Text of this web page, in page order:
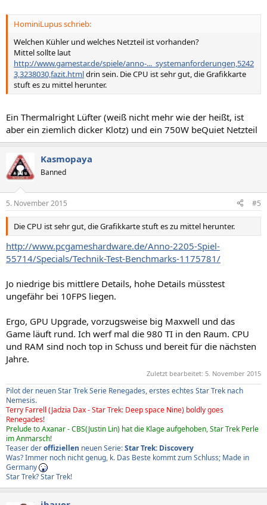
HominiLupus schrieb:
Welchen Kühler und welches Netzteil ist vorhanden?
Mittel sollte laut
http://www.gamestar.de/spiele/anno-..._systemanforderungen,5242
3,3238030,fazit.htmldrin sein. Die CPU ist sehr gut, die Grafikkarte
stuft es zu mittel herunter.
Ein Thermalright Lüfter (weiß nicht mehr wie der heißt, ist
aber ein ziemlich dicker Klotz) und ein 750W beQuiet Netzteil
Kasmopaya
Banned
5. November 2015 #5
Die CPU ist sehr gut, die Grafikkarte stuft es zu mittel herunter.
http://www.pcgameshardware.de/Anno-2205-Spiel-
55714/Specials/Technik-Test-Benchmarks-1175781/
Jo niedrige bis mittlere Details, hohe Details müsstest
ungefähr bei 10FPS liegen.
Ergo, GPU Upgrade, vorzugsweise big Maxwell und das
Game läuft rund. Ich werf mal die 980 TI in den Raum. CPU
und RAM sind noch top in Schuss und bereit für die nächsten
Jahre.
Zuletzt bearbeitet: 5. November 2015
Pilot der neuen Star Trek Serie Renegades, erstes echtes Star Trek nach
Nemesis.
Terry Farrell (Jadzia Dax - Star Trek: Deep space Nine) boldly goes
Renegades!
Prelude to Axanar - CBS(Justin Lin) hat die Klage aufgehoben, Star Trek Perle
im Anmarsch!
Teaser deroffiziellen neuen Serie:Star Trek: Discovery
Was? Immer noch nicht genug, k. Das Beste kommt zum Schluss; Made in
Germany
Star Trek? Star Trek!